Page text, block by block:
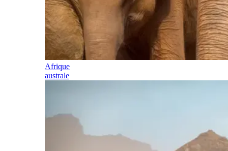
Afrique
australe